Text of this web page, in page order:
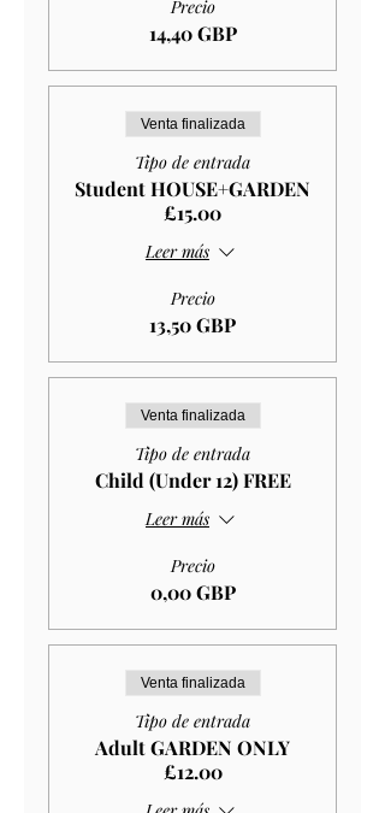
Precio
14,40 GBP
Venta finalizada
Tipo de entrada
Student HOUSE+GARDEN
£15.00
Leer más
Precio
13,50 GBP
Venta finalizada
Tipo de entrada
Child (Under 12) FREE
Leer más
Precio
0,00 GBP
Venta finalizada
Tipo de entrada
Adult GARDEN ONLY
£12.00